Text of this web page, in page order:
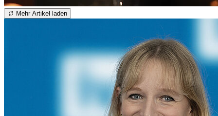
Mehr Artikel laden